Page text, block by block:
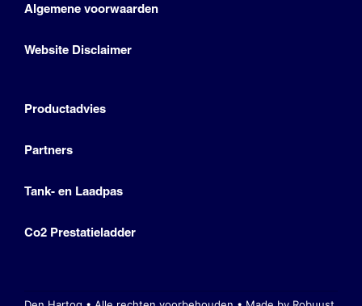
Algemene voorwaarden
Website Disclaimer
Productadvies
Partners
Tank- en Laadpas
Co2 Prestatieladder